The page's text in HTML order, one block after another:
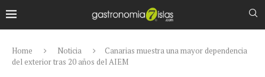
Home Noticia
Canarias muestra una mayor dependencia
del exterior tras 20 años del AIEM